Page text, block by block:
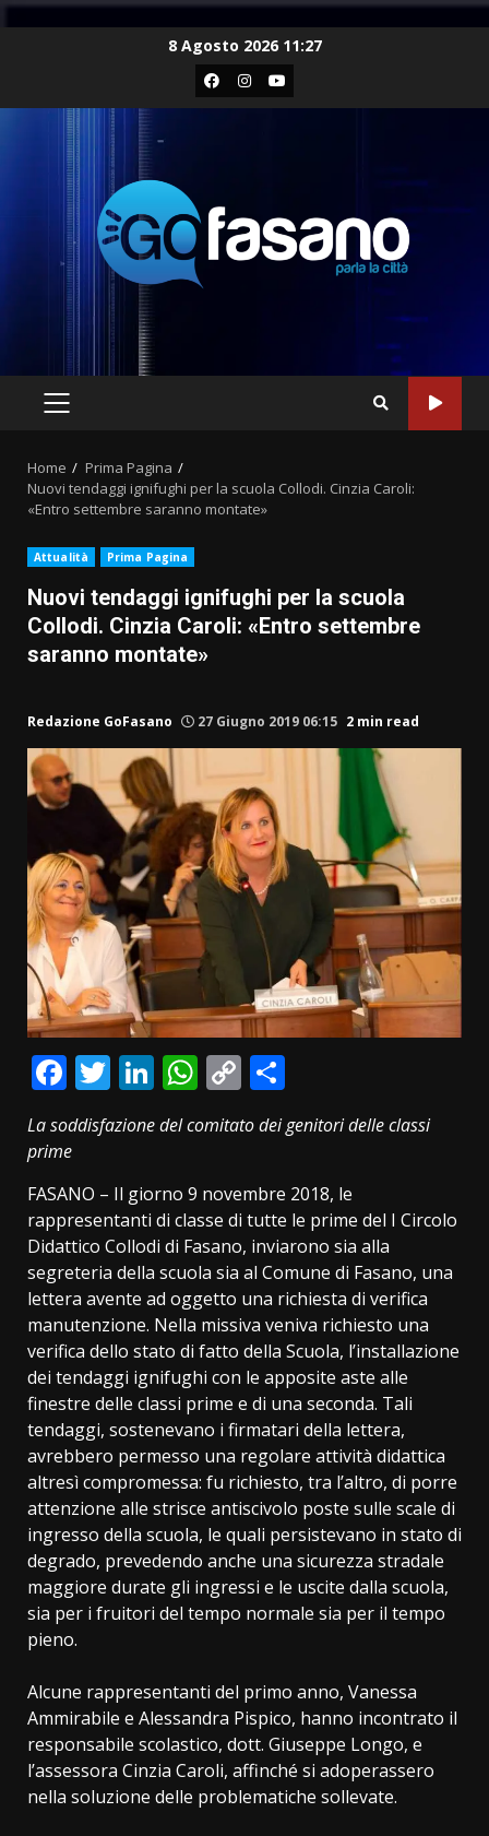
8 Agosto 2026 11:27
Facebook
Instagram
Youtube
PRIMARY
Home
Prima Pagina
Nuovi tendaggi ignifughi per la scuola Collodi. Cinzia Caroli:
«Entro settembre saranno montate»
Attualità Prima Pagina
Nuovi tendaggi ignifughi per la scuola
Collodi. Cinzia Caroli: «Entro settembre
saranno montate»
Redazione GoFasano 27 Giugno 2019 06:15 2 min read
Facebook
Twitter
LinkedIn
WhatsApp
Copy
Link
La soddisfazione del comitato dei genitori delle classi
prime
FASANO – Il giorno 9 novembre 2018, le
rappresentanti di classe di tutte le prime del I Circolo
Didattico Collodi di Fasano, inviarono sia alla
segreteria della scuola sia al Comune di Fasano, una
lettera avente ad oggetto una richiesta di verifica
manutenzione. Nella missiva veniva richiesto una
verifica dello stato di fatto della Scuola, l’installazione
dei tendaggi ignifughi con le apposite aste alle
finestre delle classi prime e di una seconda. Tali
tendaggi, sostenevano i firmatari della lettera,
avrebbero permesso una regolare attività didattica
altresì compromessa: fu richiesto, tra l’altro, di porre
attenzione alle strisce antiscivolo poste sulle scale di
ingresso della scuola, le quali persistevano in stato di
degrado, prevedendo anche una sicurezza stradale
maggiore durate gli ingressi e le uscite dalla scuola,
sia per i fruitori del tempo normale sia per il tempo
pieno.
Alcune rappresentanti del primo anno, Vanessa
Ammirabile e Alessandra Pispico, hanno incontrato il
responsabile scolastico, dott. Giuseppe Longo, e
l’assessora Cinzia Caroli, affinché si adoperassero
nella soluzione delle problematiche sollevate.